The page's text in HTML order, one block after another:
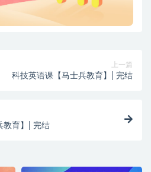
上一篇
科技英语课【马士兵教育】| 完结
教育】| 完结